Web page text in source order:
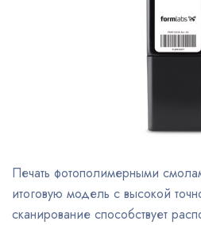
Печать фотополимерными
итоговую модель с высокой
сканирование способствует